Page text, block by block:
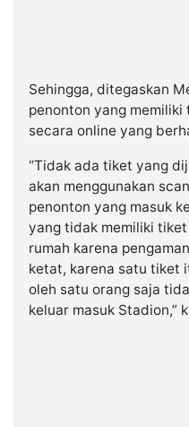
Sehingga, ditegaskan
penonton yang
secara online yang
“Tidak ada tiket yang
akan menggunakan
penonton yang masuk
yang tidak memiliki
rumah karena
ketat, karena satu tiket
oleh satu orang saja
keluar masuk Stadion,”